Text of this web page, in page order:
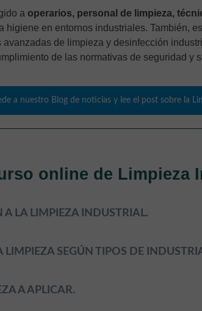
a operarios, personal de limpieza,
higiene en entornos industriales. También,
de limpieza y desinfección
de las normativas de seguridad y
a nuestro Blog de noticias y lee el post sobre la
online de Limpieza
LA LIMPIEZA INDUSTRIAL.
LIMPIEZA SEGÚN TIPOS DE
A APLICAR.